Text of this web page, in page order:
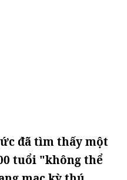
đã tìm thấy một
tuổi "không thể